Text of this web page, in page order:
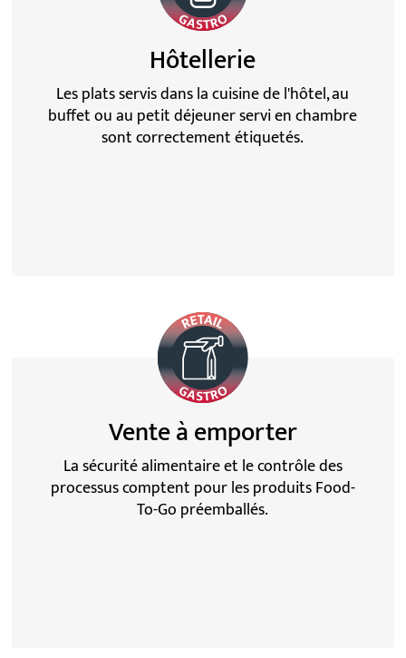
Hôtellerie
Les plats servis dans la cuisine de l'hôtel, au
buffet ou au petit déjeuner servi en chambre
sont correctement étiquetés.
Vente à emporter
La sécurité alimentaire et le contrôle des
processus comptent pour les produits Food-
To-Go préemballés.